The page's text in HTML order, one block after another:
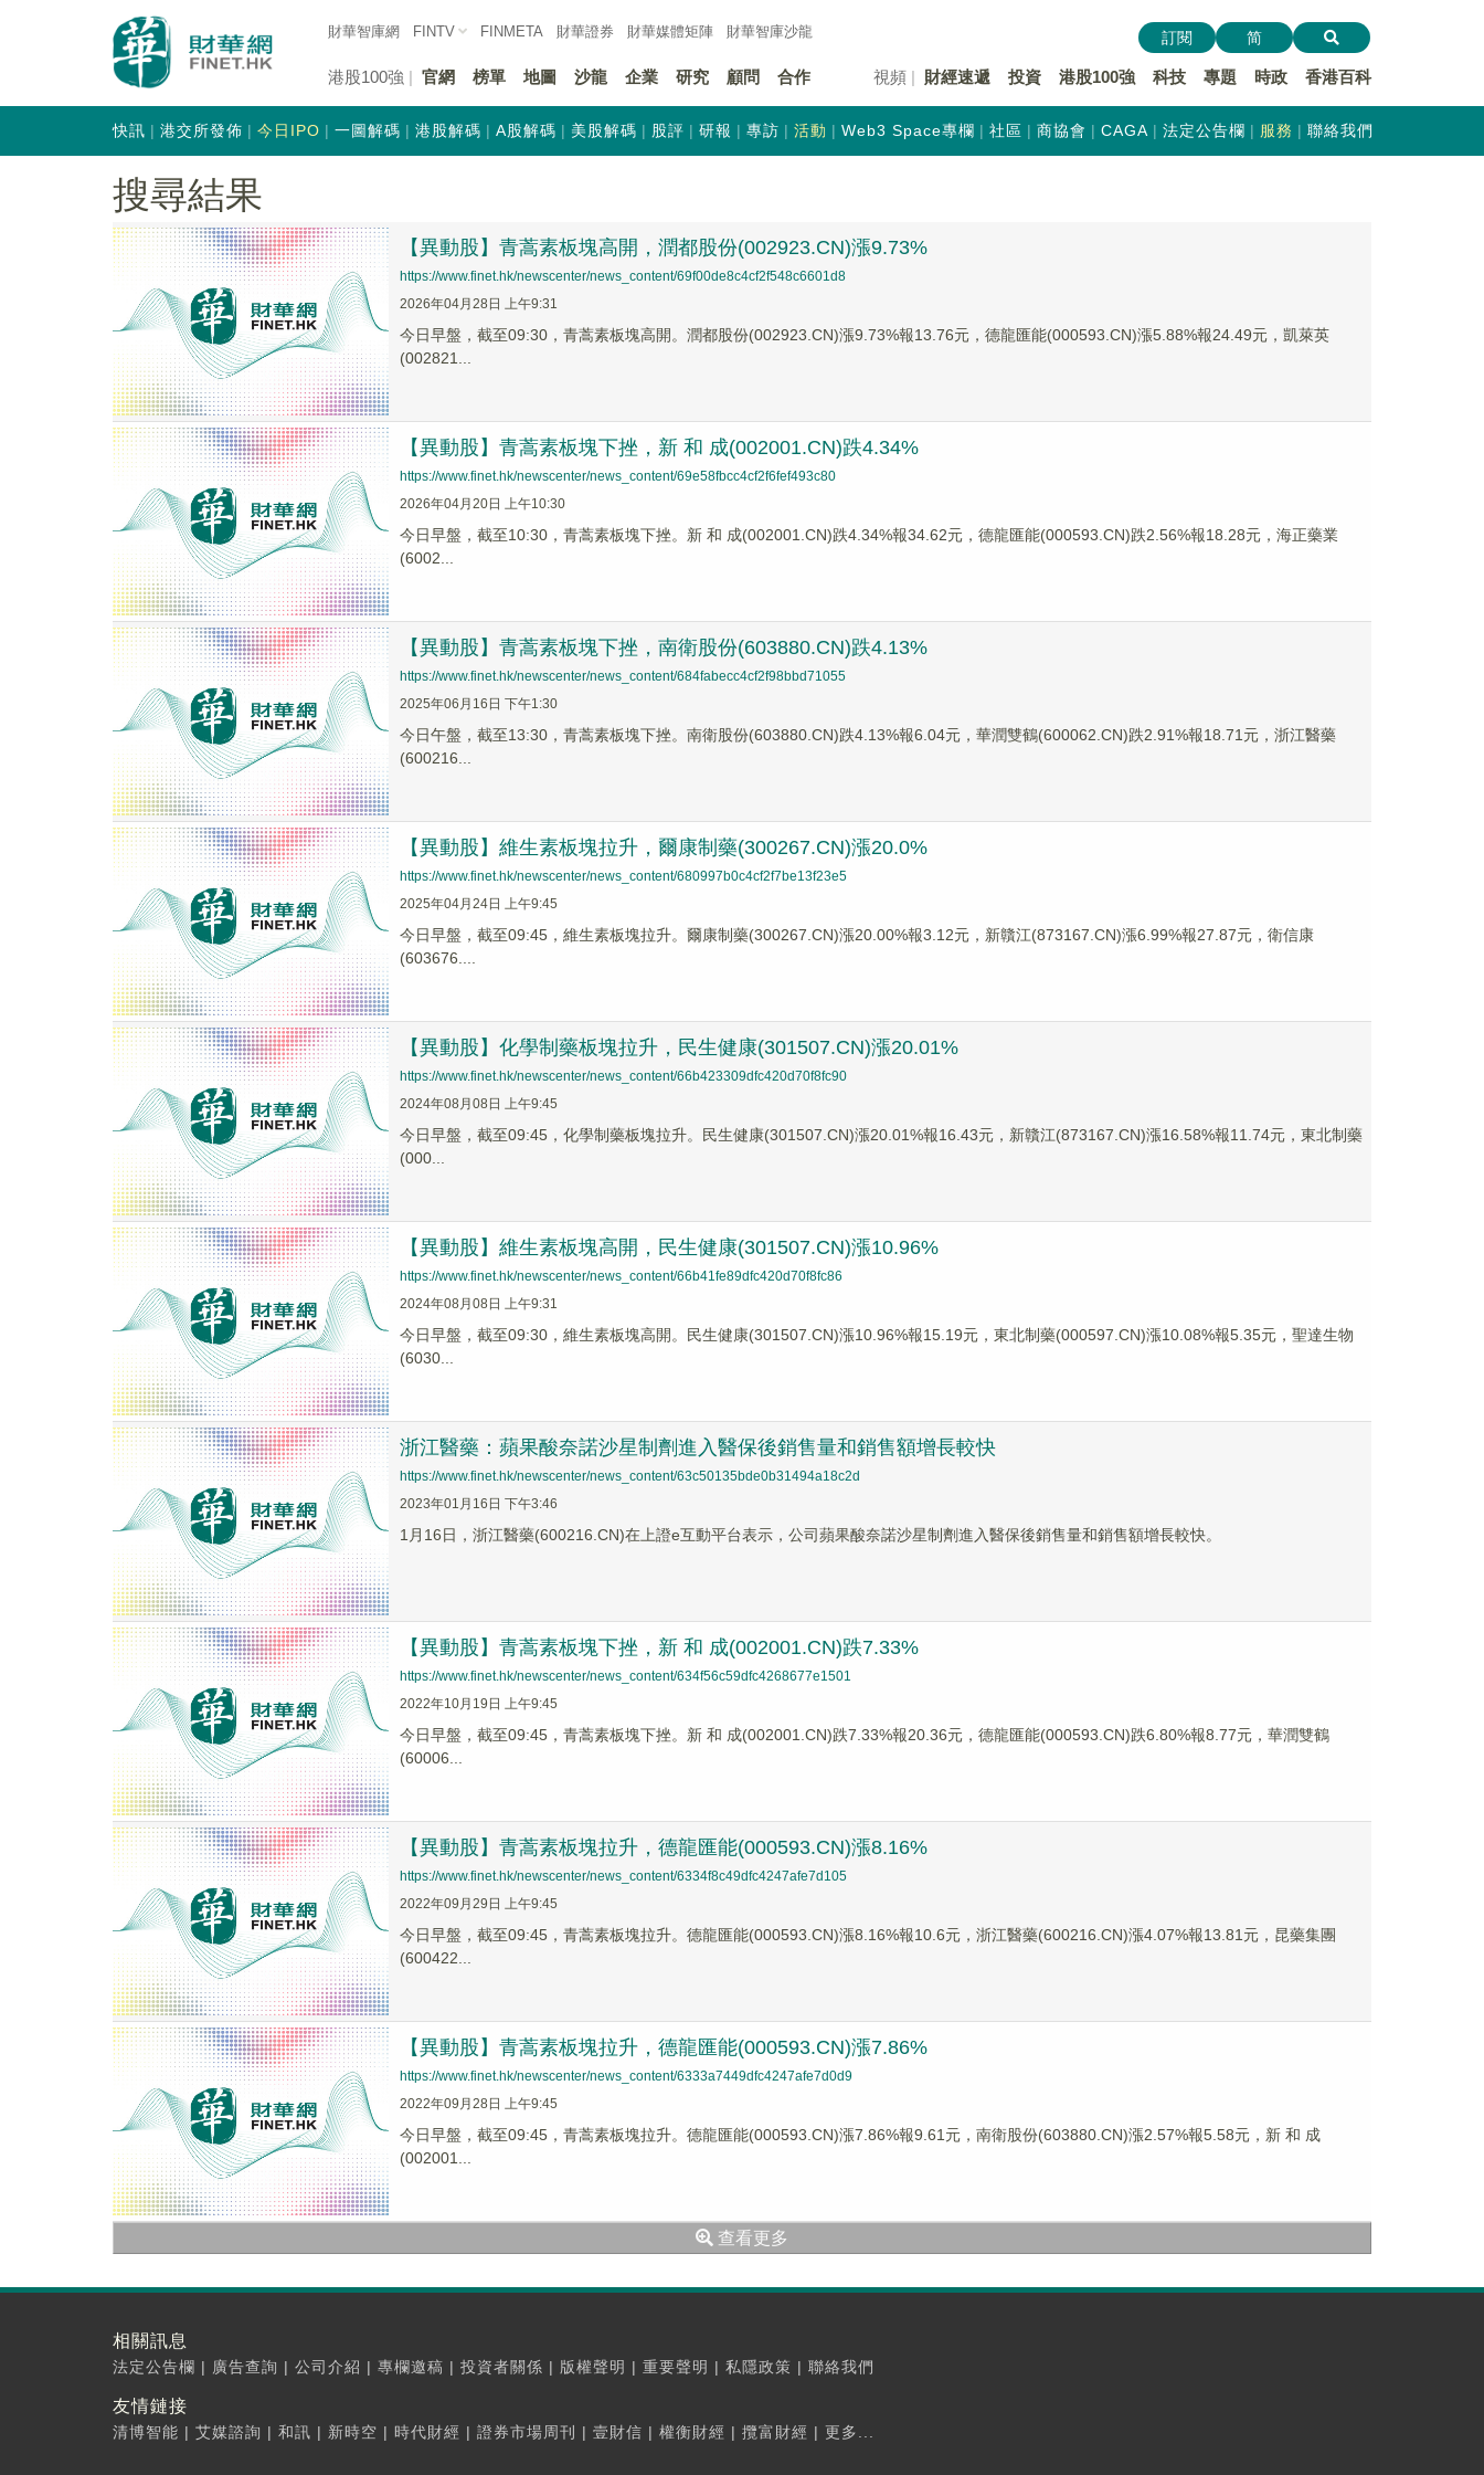
財華智庫網 FINTV FINMETA 財華證券 財華媒體矩陣 財華智庫沙龍
港股100強 官網 榜單 地圖 沙龍 企業 研究 顧問 合作 視頻 財經速遞 投資 港股100強 科技 專題 時政 香港百科
訂閱 简
快訊 港交所發佈 今日IPO 一圖解碼 港股解碼 A股解碼 美股解碼 股評 研報 專訪 活動 Web3 Space專欄 社區 商協會 CAGA 法定公告欄 服務 聯絡我們
搜尋結果
【異動股】青蒿素板塊高開，潤都股份(002923.CN)漲9.73%
https://www.finet.hk/newscenter/news_content/69f00de8c4cf2f548c6601d8
2026年04月28日 上午9:31
今日早盤，截至09:30，青蒿素板塊高開。潤都股份(002923.CN)漲9.73%報13.76元，德龍匯能(000593.CN)漲5.88%報24.49元，凱萊英
(002821...
【異動股】青蒿素板塊下挫，新 和 成(002001.CN)跌4.34%
https://www.finet.hk/newscenter/news_content/69e58fbcc4cf2f6fef493c80
2026年04月20日 上午10:30
今日早盤，截至10:30，青蒿素板塊下挫。新 和 成(002001.CN)跌4.34%報34.62元，德龍匯能(000593.CN)跌2.56%報18.28元，海正藥業
(6002...
【異動股】青蒿素板塊下挫，南衛股份(603880.CN)跌4.13%
https://www.finet.hk/newscenter/news_content/684fabecc4cf2f98bbd71055
2025年06月16日 下午1:30
今日午盤，截至13:30，青蒿素板塊下挫。南衛股份(603880.CN)跌4.13%報6.04元，華潤雙鶴(600062.CN)跌2.91%報18.71元，浙江醫藥
(600216...
【異動股】維生素板塊拉升，爾康制藥(300267.CN)漲20.0%
https://www.finet.hk/newscenter/news_content/680997b0c4cf2f7be13f23e5
2025年04月24日 上午9:45
今日早盤，截至09:45，維生素板塊拉升。爾康制藥(300267.CN)漲20.00%報3.12元，新贛江(873167.CN)漲6.99%報27.87元，衛信康
(603676....
【異動股】化學制藥板塊拉升，民生健康(301507.CN)漲20.01%
https://www.finet.hk/newscenter/news_content/66b423309dfc420d70f8fc90
2024年08月08日 上午9:45
今日早盤，截至09:45，化學制藥板塊拉升。民生健康(301507.CN)漲20.01%報16.43元，新贛江(873167.CN)漲16.58%報11.74元，東北制藥
(000...
【異動股】維生素板塊高開，民生健康(301507.CN)漲10.96%
https://www.finet.hk/newscenter/news_content/66b41fe89dfc420d70f8fc86
2024年08月08日 上午9:31
今日早盤，截至09:30，維生素板塊高開。民生健康(301507.CN)漲10.96%報15.19元，東北制藥(000597.CN)漲10.08%報5.35元，聖達生物
(6030...
浙江醫藥：蘋果酸奈諾沙星制劑進入醫保後銷售量和銷售額增長較快
https://www.finet.hk/newscenter/news_content/63c50135bde0b31494a18c2d
2023年01月16日 下午3:46
1月16日，浙江醫藥(600216.CN)在上證e互動平台表示，公司蘋果酸奈諾沙星制劑進入醫保後銷售量和銷售額增長較快。
【異動股】青蒿素板塊下挫，新 和 成(002001.CN)跌7.33%
https://www.finet.hk/newscenter/news_content/634f56c59dfc4268677e1501
2022年10月19日 上午9:45
今日早盤，截至09:45，青蒿素板塊下挫。新 和 成(002001.CN)跌7.33%報20.36元，德龍匯能(000593.CN)跌6.80%報8.77元，華潤雙鶴
(60006...
【異動股】青蒿素板塊拉升，德龍匯能(000593.CN)漲8.16%
https://www.finet.hk/newscenter/news_content/6334f8c49dfc4247afe7d105
2022年09月29日 上午9:45
今日早盤，截至09:45，青蒿素板塊拉升。德龍匯能(000593.CN)漲8.16%報10.6元，浙江醫藥(600216.CN)漲4.07%報13.81元，昆藥集團
(600422...
【異動股】青蒿素板塊拉升，德龍匯能(000593.CN)漲7.86%
https://www.finet.hk/newscenter/news_content/6333a7449dfc4247afe7d0d9
2022年09月28日 上午9:45
今日早盤，截至09:45，青蒿素板塊拉升。德龍匯能(000593.CN)漲7.86%報9.61元，南衛股份(603880.CN)漲2.57%報5.58元，新 和 成
(002001...
查看更多
相關訊息
法定公告欄 | 廣告查詢 | 公司介紹 | 專欄邀稿 | 投資者關係 | 版權聲明 | 重要聲明 | 私隱政策 | 聯絡我們
友情鏈接
清博智能 | 艾媒諮詢 | 和訊 | 新時空 | 時代財經 | 證券市場周刊 | 壹財信 | 權衡財經 | 攬富財經 | 更多...